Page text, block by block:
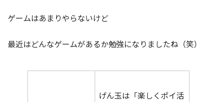
ゲームはあまりやらないけど
最近はどんなゲームがあるか勉強になりましたね（笑）
げん玉は「楽しくポイ活